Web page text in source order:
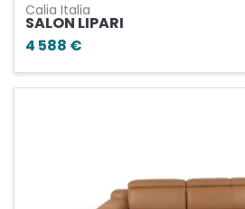
Calia Italia
SALON LIPARI
4 588 €